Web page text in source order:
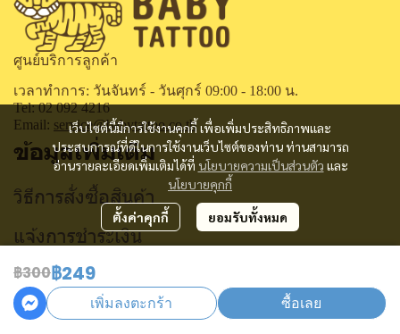
฿300฿249
เพิ่มลงตะกร้า ซื้อเลย
เว็บไซต์นี้มีการใช้งานคุกกี้ เพื่อเพิ่มประสิทธิภาพและ
ประสบการณ์ที่ดีในการใช้งานเว็บไซต์ของท่าน ท่านสามารถ
อ่านรายละเอียดเพิ่มเติมได้ที่ นโยบายความเป็นส่วนตัว และ
นโยบายคุกกี้
ตั้งค่าคุกกี้ ยอมรับทั้งหมด
ศูนย์บริการลูกค้า
เวลาทำการ: วันจันทร์ - วันศุกร์ 09:00 - 18:00 น.
Tel: 02 092 4216
Email: service@babytattoo.co.th
ข้อมูลเพิ่มเติม
วิธีการสั่งซื้อสินค้า
แจ้งการชำระเงิน
ติดตามสถานะการสั่งซื้อ
คำถามที่พบบ่อย